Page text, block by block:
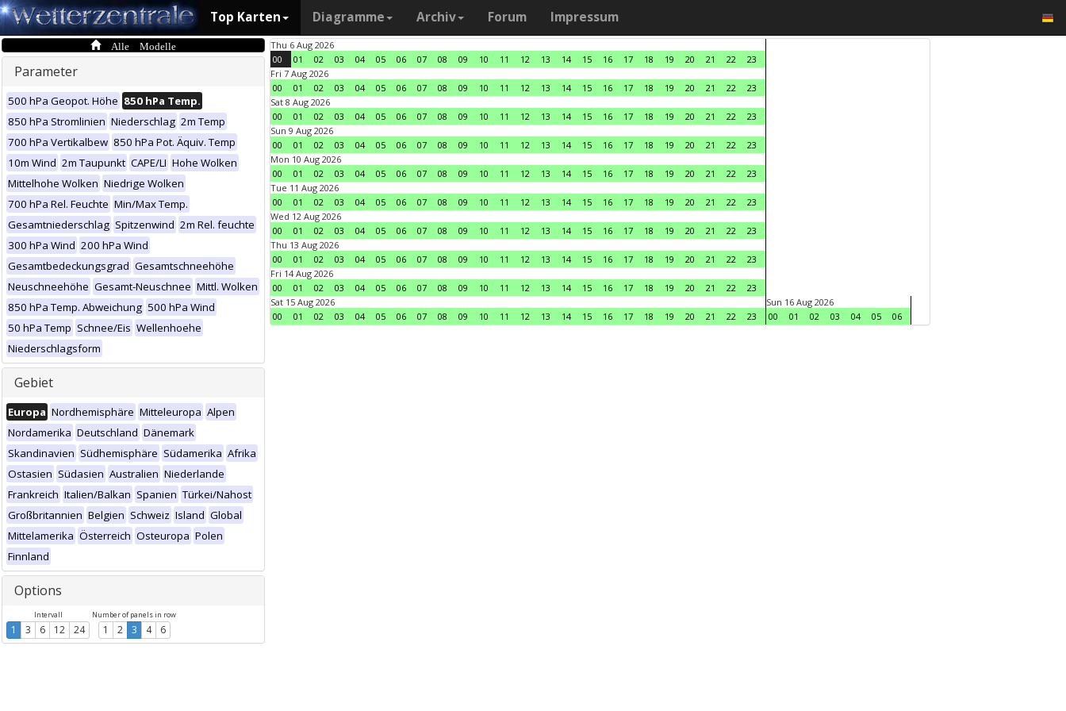
Top Karten Diagramme Archiv Forum Impressum
Alle Modelle
Parameter
500 hPa Geopot. Höhe 850 hPa Temp.
850 hPa Stromlinien Niederschlag 2m Temp
700 hPa Vertikalbew 850 hPa Pot. Äquiv. Temp
10m Wind 2m Taupunkt CAPE/LI Hohe Wolken
Mittelhohe Wolken Niedrige Wolken
700 hPa Rel. Feuchte Min/Max Temp.
Gesamtniederschlag Spitzenwind 2m Rel. feuchte
300 hPa Wind 200 hPa Wind
Gesamtbedeckungsgrad Gesamtschneehöhe
Neuschneehöhe Gesamt-Neuschnee Mittl. Wolken
850 hPa Temp. Abweichung 500 hPa Wind
50 hPa Temp Schnee/Eis Wellenhoehe
Niederschlagsform
Gebiet
Europa Nordhemisphäre Mitteleuropa Alpen
Nordamerika Deutschland Dänemark
Skandinavien Südhemisphäre Südamerika Afrika
Ostasien Südasien Australien Niederlande
Frankreich Italien/Balkan Spanien Türkei/Nahost
Großbritannien Belgien Schweiz Island Global
Mittelamerika Österreich Osteuropa Polen
Finnland
Options
Intervall
1 3 6 12 24
Number of panels in row
1 2 3 4 6
Thu 6 Aug 2026
00
01 02 03 04 05 06 07 08 09 10 11 12 13 14 15 16 17 18 19 20 21 22
23
Fri 7 Aug 2026
00
01 02 03 04 05 06 07 08 09 10 11 12 13 14 15 16 17 18 19 20 21 22
23
Sat 8 Aug 2026
00
01 02 03 04 05 06 07 08 09 10 11 12 13 14 15 16 17 18 19 20 21 22
23
Sun 9 Aug 2026
00
01 02 03 04 05 06 07 08 09 10 11 12 13 14 15 16 17 18 19 20 21 22
23
Mon 10 Aug 2026
00
01 02 03 04 05 06 07 08 09 10 11 12 13 14 15 16 17 18 19 20 21 22
23
Tue 11 Aug 2026
00
01 02 03 04 05 06 07 08 09 10 11 12 13 14 15 16 17 18 19 20 21 22
23
Wed 12 Aug 2026
00
01 02 03 04 05 06 07 08 09 10 11 12 13 14 15 16 17 18 19 20 21 22
23
Thu 13 Aug 2026
00
01 02 03 04 05 06 07 08 09 10 11 12 13 14 15 16 17 18 19 20 21 22
23
Fri 14 Aug 2026
00
01 02 03 04 05 06 07 08 09 10 11 12 13 14 15 16 17 18 19 20 21 22
23
Sat 15 Aug 2026
00
01 02 03 04 05 06 07 08 09 10 11 12 13 14 15 16 17 18 19 20 21 22 23
Sun 16 Aug 2026
00
01 02 03 04 05 06